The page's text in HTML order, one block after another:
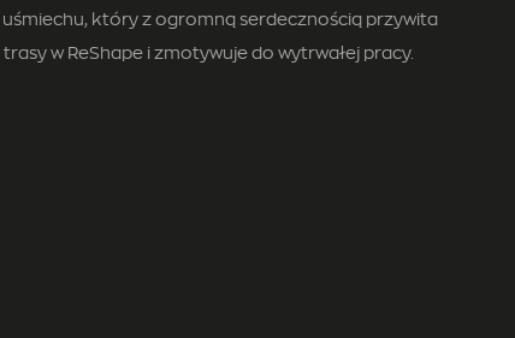
który z ogromną serdecznością przywita
w ReShape i zmotywuje do wytrwałej pracy.